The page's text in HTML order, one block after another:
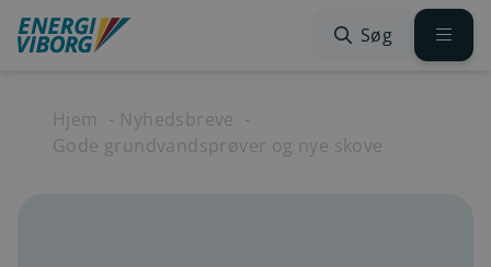
Spring til indhold
Søg
Hjem
Nyhedsbreve
Gode grundvandsprøver og nye skove